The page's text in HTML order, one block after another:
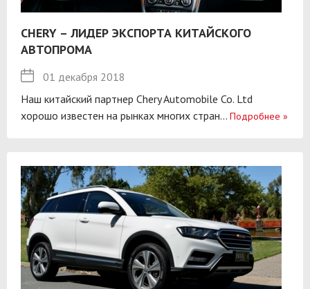
CHERY – ЛИДЕР ЭКСПОРТА КИТАЙСКОГО
АВТОПРОМА
01 декабря 2018
Наш китайский партнер Chery Automobile Co. Ltd
хорошо известен на рынках многих стран... Подробнее »